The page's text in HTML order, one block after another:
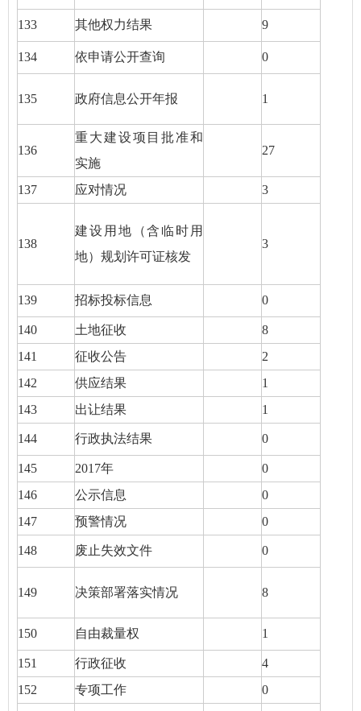
133 其他权力结果 9
134 依申请公开查询 0
135 政府信息公开年报 1
136
重大建设项目批准和
实施
27
137 应对情况 3
138
建设用地（含临时用
地）规划许可证核发
3
139 招标投标信息 0
140 土地征收
8
141
征收公告
2
142
供应结果
1
143
出让结果 1
144 行政执法结果 0
145 2017年
0
146
公示信息
0
147
预警情况 0
148 废止失效文件 0
149 决策部署落实情况 8
150 自由裁量权 1
151 行政征收
4
152
专项工作 0